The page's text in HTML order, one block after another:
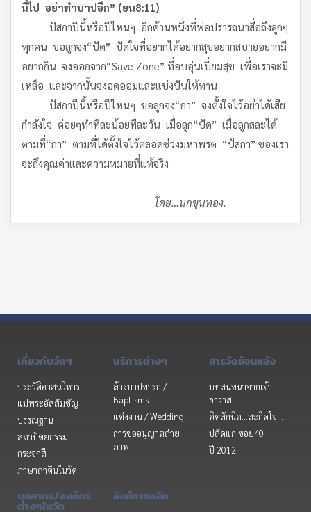
นี้ไป อย่าทำบาปอีก” (ยน8:11)
ปัสกาปีนี้หรือปีไหนๆ อีกด้านหนึ่งที่พ่อปรารถนาสื่อถึงลูกๆ
ทุกคน ขอลูกจง“ปัด” ปัดใจที่อยากได้อยากสุขอยากสบายอยากมี
อยากกิน จงออกจาก“Save Zone” ที่อบอุ่นเปี่ยมสุข เพื่อเราจะมี
เหลือ และจากนั้นจงอดออมและแบ่งปันให้ทาน
ปัสกาปีนี้หรือปีไหนๆ ขอลูกจง“กา” จงตั้งใจไว้อย่าได้เสีย
กำลังใจ ค่อยๆทำทีละน้อยทีละวัน เมื่อลูก“ปัด” เมื่อลูกสละได้
ตามที่“กา” ตามที่ได้ตั้งใจไว้ตลอดช่วงมหาพรต “ปัสกา” ของเรา
จะถึงคุณค่าและความหมายที่แท้จริง
โดย…นกขุนทอง.
เกี่ยวกับวัดฯ
ประวัติอาสนวิหาร
แม่พระอัสสัมชัญ
บรรณฐาน
สถาปัตยกรรม
กระจกสี
ภาษาลาตินในวัด
บริการต่างๆ
ล้างบาปทารก /
Baptisms
แต่งงาน / Wedding
การขออนุญาตถ่าย
ภาพ
สารวัดย้อนหลัง
บทสนทนาจากเจ้า
อาวาส
คิดสักนิด...สะกิดใจ...
ปลัดแก่ ซอย40
ปี 2012
บุคลากร/องค์กร
ต่างๆในวัด
ลิงค์คาทอลิก